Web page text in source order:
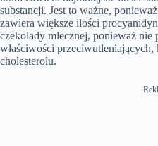
substancji. Jest to ważne,
zawiera większe ilości
czekolady mlecznej, ponieważ ​​nie
właściwości
cholesterolu.